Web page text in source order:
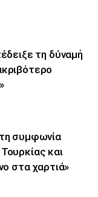
τη δύναμή
συμφωνία
και
στα χαρτιά»